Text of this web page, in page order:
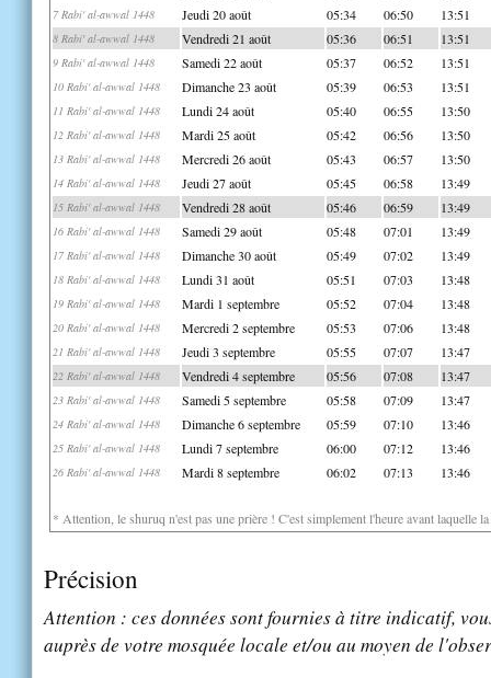
7 Rabi' al-awwal 1448 Jeudi 20 août 05:34 06:50 13:51
8 Rabi' al-awwal 1448 Vendredi 21 août 05:36 06:51 13:51
9 Rabi' al-awwal 1448 Samedi 22 août 05:37 06:52 13:51
10 Rabi' al-awwal 1448 Dimanche 23 août 05:39 06:53 13:51
11 Rabi' al-awwal 1448 Lundi 24 août 05:40 06:55 13:50
12 Rabi' al-awwal 1448 Mardi 25 août 05:42 06:56 13:50
13 Rabi' al-awwal 1448 Mercredi 26 août 05:43 06:57 13:50
14 Rabi' al-awwal 1448 Jeudi 27 août 05:45 06:58 13:49
15 Rabi' al-awwal 1448 Vendredi 28 août 05:46 06:59 13:49
16 Rabi' al-awwal 1448 Samedi 29 août 05:48 07:01 13:49
17 Rabi' al-awwal 1448 Dimanche 30 août 05:49 07:02 13:49
18 Rabi' al-awwal 1448 Lundi 31 août 05:51 07:03 13:48
19 Rabi' al-awwal 1448 Mardi 1 septembre 05:52 07:04 13:48
20 Rabi' al-awwal 1448 Mercredi 2 septembre 05:53 07:06 13:48
21 Rabi' al-awwal 1448 Jeudi 3 septembre 05:55 07:07 13:47
22 Rabi' al-awwal 1448 Vendredi 4 septembre 05:56 07:08 13:47
23 Rabi' al-awwal 1448 Samedi 5 septembre 05:58 07:09 13:47
24 Rabi' al-awwal 1448 Dimanche 6 septembre 05:59 07:10 13:46
25 Rabi' al-awwal 1448 Lundi 7 septembre 06:00 07:12 13:46
26 Rabi' al-awwal 1448 Mardi 8 septembre 06:02 07:13 13:46
* Attention, le shuruq n'est pas une prière ! C'est simplement l'heure avant laquelle
Précision
Attention : ces données sont fournies à titre indicatif,
auprès de votre mosquée locale et/ou au moyen de